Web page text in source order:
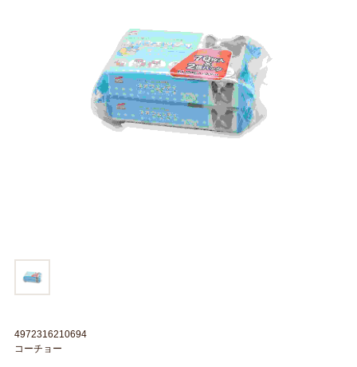
4972316210694
コーチョー